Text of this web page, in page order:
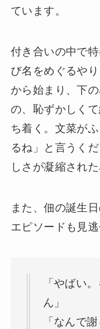
ています。
付き合いの中で
び名をめぐるや
から始まり、下
の、恥ずかしく
ち着く。文菜が
るね」と言うく
しさが凝縮され
また、佃の誕生
エピソードも見逃
「やばい
ん」
「なんで